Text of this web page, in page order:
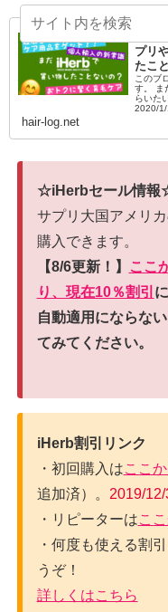
【お
プリ
たこ
このブ
す。 ま
らいた
2020/1/
hair-log.net
☆iHerbセール情
サプリ大国アメリ
購入できます。
【8/6更新！】
ここ
り、現在10％割引
自動適用にならな
てみてください。
iHerb割引リンク
・初回購入はここ
追加済）。 2019/12/
・リピーターはこ
・何度も使える割
うぞ！
詳しくはこちら